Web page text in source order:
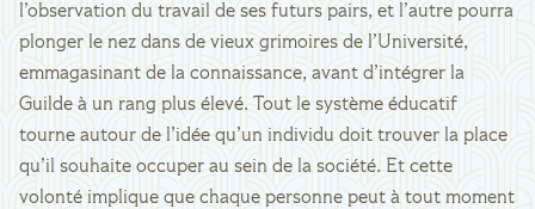
l’observation du travail de ses futurs pairs, et l’autre pourra
plonger le nez dans de vieux grimoires de l’Université,
emmagasinant de la connaissance, avant d’intégrer la
Guilde à un rang plus élevé. Tout le système éducatif
tourne autour de l’idée qu’un individu doit trouver la place
qu’il souhaite occuper au sein de la société. Et cette
volonté implique que chaque personne peut à tout moment